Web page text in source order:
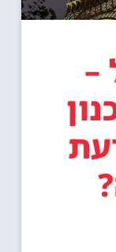
–